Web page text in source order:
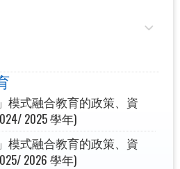
模式融合教育的政策、資
2025 學年)
模式融合教育的政策、資
2026 學年)